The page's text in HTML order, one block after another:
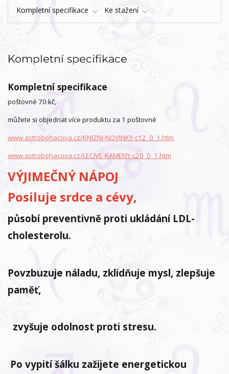
Kompletní specifikace Ke stažení
Kompletní specifikace
Kompletní specifikace
poštovné 70 kč,
můžete si objednat více produktu za 1 poštovné
www.astrobohacova.cz/KNIZNI-NOVINKY-c12_0_1.htm
www.astrobohacova.cz/LECIVE-KAMENY-c20_0_1.htm
VÝJIMEČNÝ NÁPOJ
Posiluje srdce a cévy,
působí preventivně proti ukládání LDL-
cholesterolu.
Povzbuzuje náladu, zklidňuje mysl, zlepšuje
paměť,
zvyšuje odolnost proti stresu.
Po vypití šálku zažijete energetickou